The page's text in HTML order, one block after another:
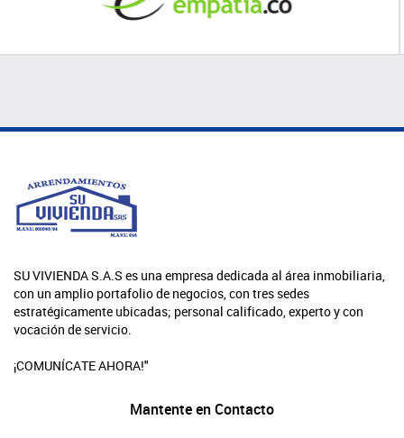
SU VIVIENDA S.A.S es una empresa dedicada al área inmobiliaria,
con un amplio portafolio de negocios, con tres sedes
estratégicamente ubicadas; personal calificado, experto y con
vocación de servicio.
¡COMUNÍCATE AHORA!"
Mantente en Contacto